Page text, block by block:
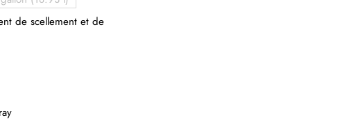
de scellement et de